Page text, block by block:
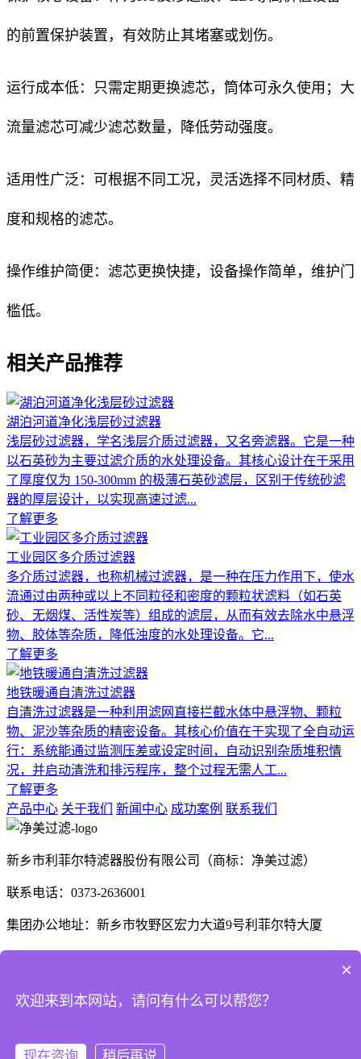
的前置保护装置，有效防止其堵塞或划伤。
运行成本低：只需定期更换滤芯，筒体可永久使用；大
流量滤芯可减少滤芯数量，降低劳动强度。
适用性广泛：可根据不同工况，灵活选择不同材质、精
度和规格的滤芯。
操作维护简便：滤芯更换快捷，设备操作简单，维护门
槛低。
相关产品推荐
湖泊河道净化浅层砂过滤器
浅层砂过滤器，学名浅层介质过滤器，又名旁滤器。它是一种
以石英砂为主要过滤介质的水处理设备。其核心设计在于采用
了厚度仅为 150-300mm 的极薄石英砂滤层，区别于传统砂滤
器的厚层设计，以实现高速过滤...
了解更多
工业园区多介质过滤器
多介质过滤器，也称机械过滤器，是一种在压力作用下，使水
流通过由两种或以上不同粒径和密度的颗粒状滤料（如石英
砂、无烟煤、活性炭等）组成的滤层，从而有效去除水中悬浮
物、胶体等杂质，降低浊度的水处理设备。它...
了解更多
地铁暖通自清洗过滤器
自清洗过滤器是一种利用滤网直接拦截水体中悬浮物、颗粒
物、泥沙等杂质的精密设备。其核心价值在于实现了全自动运
行：系统能通过监测压差或设定时间，自动识别杂质堆积情
况，并启动清洗和排污程序，整个过程无需人工...
了解更多
产品中心 关于我们 新闻中心 成功案例 联系我们
新乡市利菲尔特滤器股份有限公司（商标：净美过滤）
联系电话：0373-2636001
集团办公地址：新乡市牧野区宏力大道9号利菲尔特大厦
河南省商丘市梁园区晨风大道1号
×
欢迎来到本网站，请问有什么可以帮您？
现在咨询 稍后再说